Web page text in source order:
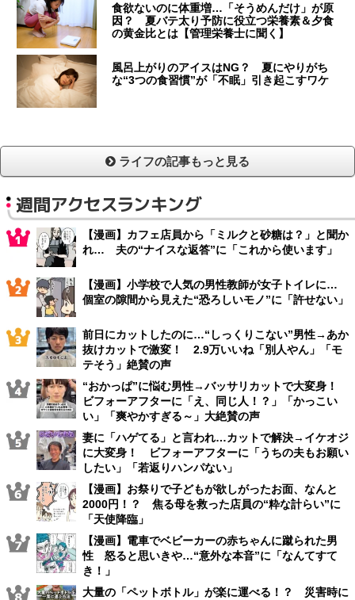
食欲ないのに体重増…「そうめんだけ」が原
因？ 夏バテ太り予防に役立つ栄養素＆夕食
の黄金比とは【管理栄養士に聞く】
風呂上がりのアイスはNG？ 夏にやりがち
な“3つの食習慣”が「不眠」引き起こすワケ
ライフの記事もっと見る
週間アクセスランキング
【漫画】カフェ店員から「ミルクと砂糖は？」と聞か
れ… 夫の“ナイスな返答”に「これから使います」
【漫画】小学校で人気の男性教師が女子トイレに…
個室の隙間から見えた“恐ろしいモノ”に「許せない」
前日にカットしたのに…“しっくりこない”男性→あか
抜けカットで激変！ 2.9万いいね「別人やん」「モ
テそう」絶賛の声
“おかっぱ”に悩む男性→バッサリカットで大変身！
ビフォーアフターに「え、同じ人！？」「かっこい
い」「爽やかすぎる～」大絶賛の声
妻に「ハゲてる」と言われ…カットで解決→イケオジ
に大変身！ ビフォーアフターに「うちの夫もお願い
したい」「若返りハンパない」
【漫画】お祭りで子どもが欲しがったお面、なんと
2000円！？ 焦る母を救った店員の“粋な計らい”に
「天使降臨」
【漫画】電車でベビーカーの赤ちゃんに蹴られた男
性 怒ると思いきや…“意外な本音”に「なんてすて
き！」
大量の「ペットボトル」が楽に運べる！？ 災害時に